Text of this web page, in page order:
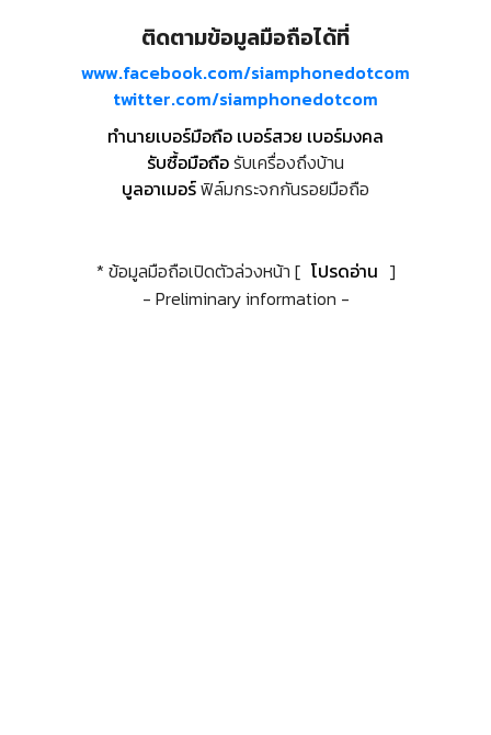
ติดตามข้อมูลมือถือได้ที่
www.facebook.com/siamphonedotcom
twitter.com/siamphonedotcom
ทำนายเบอร์มือถือ เบอร์สวย เบอร์มงคล
รับซื้อมือถือรับเครื่องถึงบ้าน
บูลอาเมอร์ฟิล์มกระจกกันรอยมือถือ
* ข้อมูลมือถือเปิดตัวล่วงหน้า [ โปรดอ่าน ]
- Preliminary information -